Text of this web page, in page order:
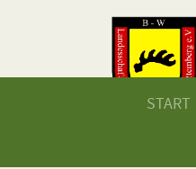
START